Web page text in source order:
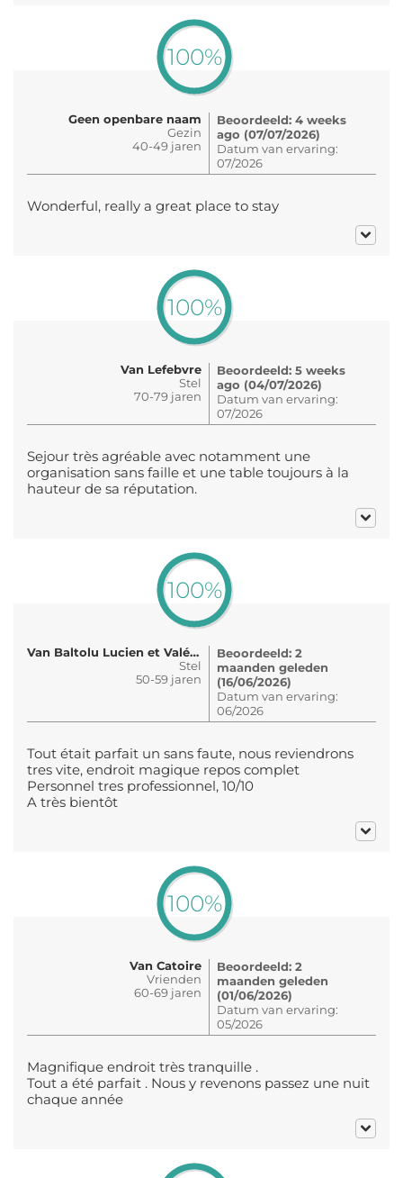
100%
Geen openbare naam
Gezin
40-49 jaren
Beoordeeld: 4 weeks
ago (07/07/2026)
Datum van ervaring:
07/2026
Wonderful, really a great place to stay
100%
Van Lefebvre
Stel
70-79 jaren
Beoordeeld: 5 weeks
ago (04/07/2026)
Datum van ervaring:
07/2026
Sejour très agréable avec notamment une
organisation sans faille et une table toujours à la
hauteur de sa réputation.
100%
Van Baltolu Lucien et Valérie
Stel
50-59 jaren
Beoordeeld: 2
maanden geleden
(16/06/2026)
Datum van ervaring:
06/2026
Tout était parfait un sans faute, nous reviendrons
tres vite, endroit magique repos complet
Personnel tres professionnel, 10/10
A très bientôt
100%
Van Catoire
Vrienden
60-69 jaren
Beoordeeld: 2
maanden geleden
(01/06/2026)
Datum van ervaring:
05/2026
Magnifique endroit très tranquille .
Tout a été parfait . Nous y revenons passez une nuit
chaque année